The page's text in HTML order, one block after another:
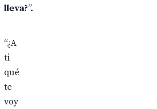
lleva?”.
“¿A
ti
qué
te
voy